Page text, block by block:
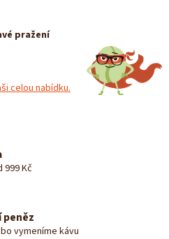
pražení
celou nabídku.
999 Kč
peněz
vymeníme kávu